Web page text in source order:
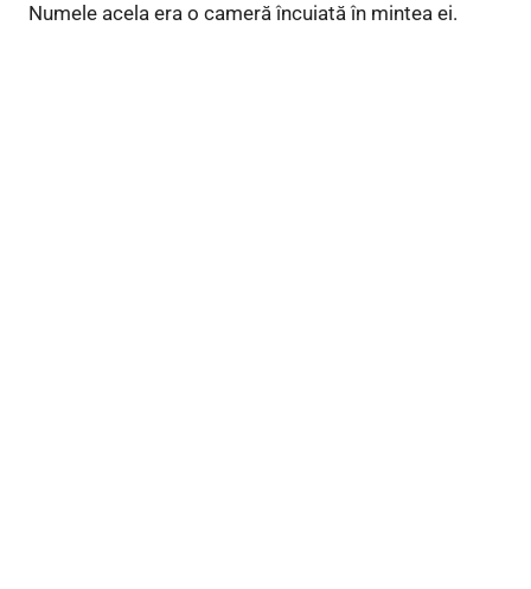
Numele acela era o cameră încuiată în mintea ei.